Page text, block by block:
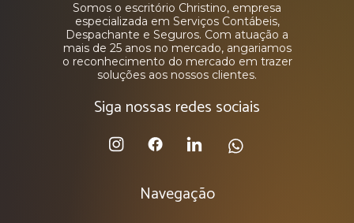
Somos o escritório Christino, empresa
especializada em Serviços Contábeis,
Despachante e Seguros. Com atuação a
mais de 25 anos no mercado, angariamos
o reconhecimento do mercado em trazer
soluções aos nossos clientes.
Siga nossas redes sociais
Navegação